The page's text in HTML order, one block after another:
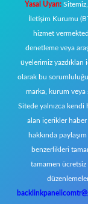
Yasal Uyarı:
İletişim Kurumu
hizmet
denetleme veya
üyelerimiz
olarak bu
marka, kurum veya
Sitede yalnızca kendi
alan içerikler
hakkında
benzerlikleri
tamamen